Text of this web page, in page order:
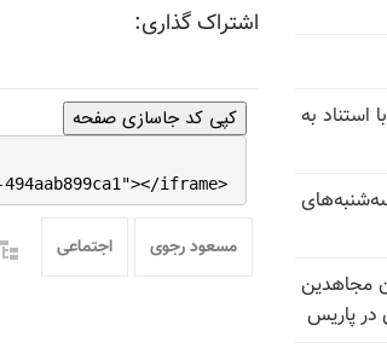
اشتراک گذاری:
کپی کد جاسازی صفحه
iframe>
مسعود رجوی اجتماعی
استناد به
مجاهدین
در پاریس